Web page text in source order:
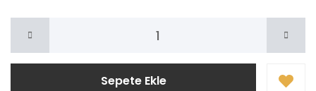
Sepete Ekle